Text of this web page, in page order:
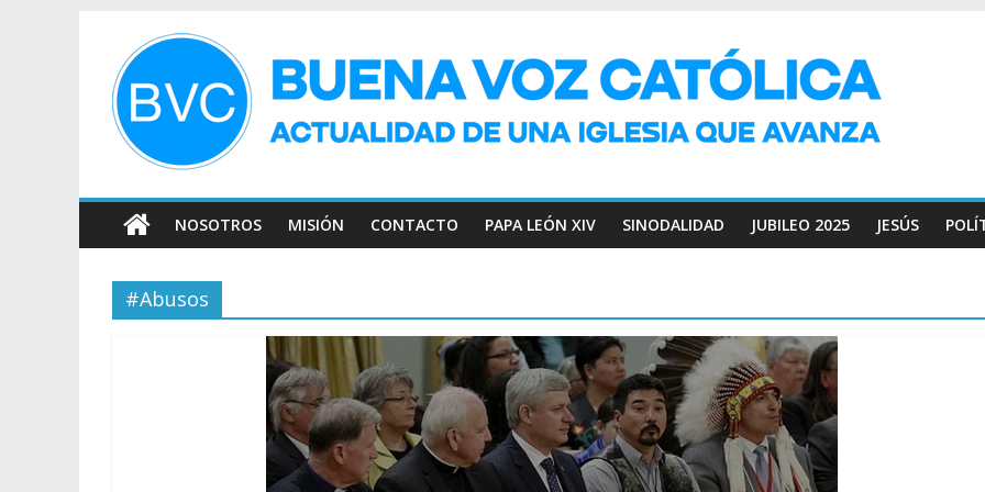
NOSOTROS MISIÓN CONTACTO PAPA LEÓN XIV SINODALIDAD JUBILEO 2025 JESÚS
#Abusos